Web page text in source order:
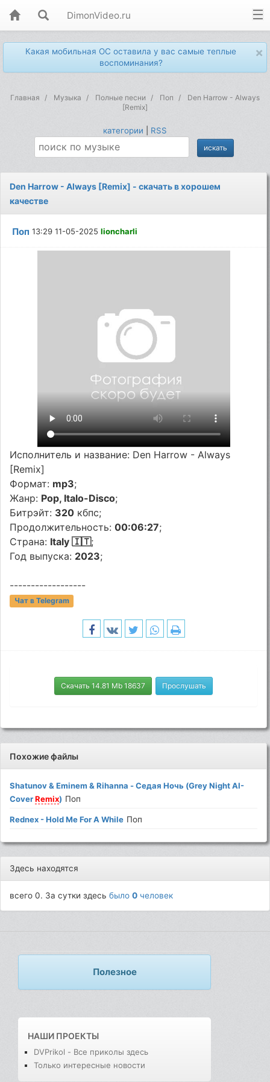
DimonVideo.ru
×
Какая мобильная ОС оставила у вас самые теплые
воспоминания?
Главная Музыка Полные песни Поп
Den Harrow - Always
[Remix]
категории RSS
Den Harrow - Always [Remix] - скачать в хорошем
качестве
Поп 13:29 11-05-2025lioncharli
Исполнитель и название: Den Harrow - Always
[Remix]
Формат: mp3;
Жанр: Pop, Italo-Disco;
Битрэйт: 320 кбпс;
Продолжительность:00:06:27;
Страна: Italy 🇮🇹;
Год выпуска: 2023;
------------------
Чат в Telegram
Скачать 14.81 Mb 18637 Прослушать
Похожие файлы
Shatunov & Eminem & Rihanna - Седая Ночь (Grey Night AI-
CoverRemix) Поп
Rednex - Hold Me For A While Поп
Здесь находятся
всего 0. За сутки здесьбыло0 человек
Полезное
НАШИ ПРОЕКТЫ
DVPrikol - Все приколы здесь
Только интересные новости